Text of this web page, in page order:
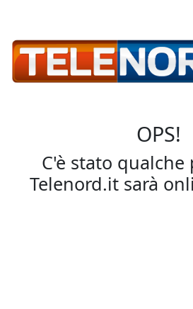
OPS!
C'è stato qualche
Telenord.it sarà